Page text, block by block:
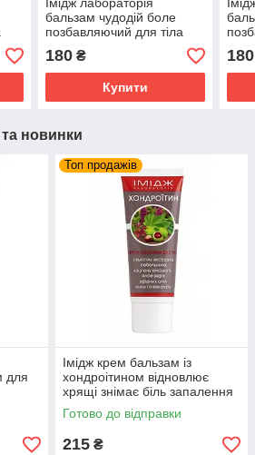
Імідж лабораторія
бальзам чудодій боле
позбавляючий для тіла
180₴
Купити
180
та новинки
для
Топ продажів
Імідж крем бальзам із
хондроітином відновлює
хрящі знімає біль запалення
суглобів та м'язів
Готово до відправки
215 ₴